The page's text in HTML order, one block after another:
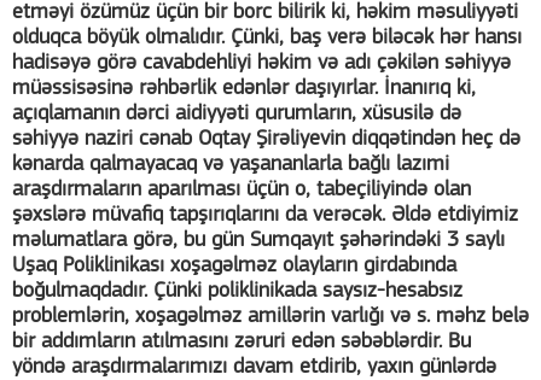
etməyi özümüz üçün bir borc bilirik ki, həkim məsuliyyəti
olduqca böyük olmalıdır. Çünki, baş verə biləcək hər hansı
hadisəyə görə cavabdehliyi həkim və adı çəkilən səhiyyə
müəssisəsinə rəhbərlik edənlər daşıyırlar. İnanırıq ki,
açıqlamanın dərci aidiyyəti qurumların, xüsusilə də
səhiyyə naziri cənab Oqtay Şirəliyevin diqqətindən heç də
kənarda qalmayacaq və yaşananlarla bağlı lazımi
araşdırmaların aparılması üçün o, tabeçiliyində olan
şəxslərə müvafiq tapşırıqlarını da verəcək. Əldə etdiyimiz
məlumatlara görə, bu gün Sumqayıt şəhərindəki 3 saylı
Uşaq Poliklinikası xoşagəlməz olayların girdabında
boğulmaqdadır. Çünki poliklinikada saysız-hesabsız
problemlərin, xoşagəlməz amillərin varlığı və s. məhz belə
bir addımların atılmasını zəruri edən səbəblərdir. Bu
yöndə araşdırmalarımızı davam etdirib, yaxın günlərdə